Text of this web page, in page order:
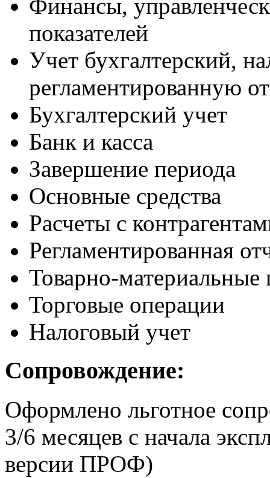
Финансы,
показателей
Учет бухгалтерский,
регламентированную
Бухгалтерский учет
Банк и касса
Завершение периода
Основные средства
Расчеты с
Регламентированная
Товарно-материальные
Торговые операции
Налоговый учет
Сопровождение:
Оформлено льготное
3/6 месяцев с начала
версии ПРОФ)